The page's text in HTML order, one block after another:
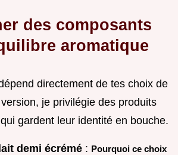
des composants
aromatique
directement de tes choix de
je privilégie des produits
gardent leur identité en bouche.
demi écrémé : Pourquoi ce choix